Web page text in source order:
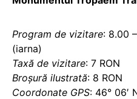
Program de vizitare: 8.00
(iarna)
Taxă de vizitare: 7 RON
Broşură ilustrată: 8 RON
Coordonate GPS: 46° 06′